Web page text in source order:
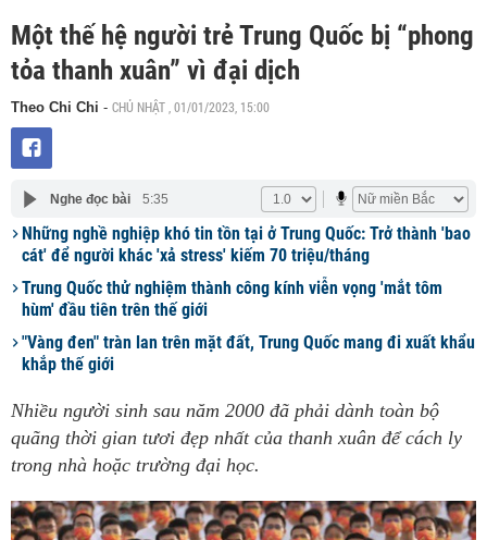
Một thế hệ người trẻ Trung Quốc bị “phong
tỏa thanh xuân” vì đại dịch
Theo Chi Chi - CHỦ NHẬT , 01/01/2023, 15:00
Nghe đọc bài 5:35
Những nghề nghiệp khó tin tồn tại ở Trung Quốc: Trở thành 'bao
cát' để người khác 'xả stress' kiếm 70 triệu/tháng
Trung Quốc thử nghiệm thành công kính viễn vọng 'mắt tôm
hùm' đầu tiên trên thế giới
"Vàng đen" tràn lan trên mặt đất, Trung Quốc mang đi xuất khẩu
khắp thế giới
Nhiều người sinh sau năm 2000 đã phải dành toàn bộ
quãng thời gian tươi đẹp nhất của thanh xuân để cách ly
trong nhà hoặc trường đại học.